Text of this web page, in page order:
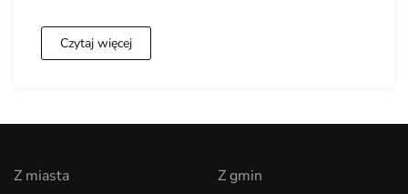
Czytaj więcej
Z miasta
Z gmin